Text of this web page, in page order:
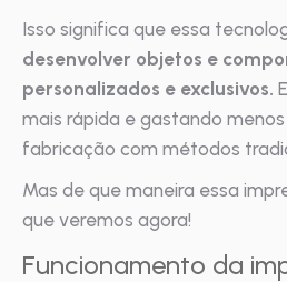
Isso significa que essa
desenvolver objetos e
personalizados e exclusivos.
mais rápida e gastando
fabricação com métodos
Mas de que maneira essa
que veremos agora!
Funcionamento da